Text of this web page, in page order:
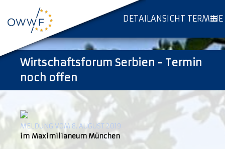
DETAILANSICHT TERMINE
Wirtschaftsforum Serbien - Termin
noch offen
MELDUNG VOM 8. AUGUST 2019
im Maximilianeum München